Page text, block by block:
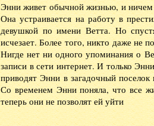
Энни живет обычной жизнью, и ничем
Она устраивается на работу в
девушкой по имени Ветта. Но
исчезает. Более того, никто даже не
Нигде нет ни одного упоминания о
записи в сети интернет. И только
приводят Энни в загадочный поселок
Со временем Энни поняла, что все
теперь они не позволят ей уйти